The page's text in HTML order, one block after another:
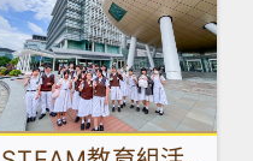
科及基本商業科於試
後活動期間，特意安
排同學參加由保良局
青年創業服務中心舉
辦之「黑白廚房創業